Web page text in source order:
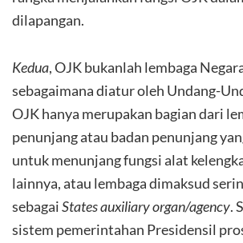
dilapangan.
Kedua, OJK bukanlah lembaga
sebagaimana diatur oleh Undang-
OJK hanya merupakan bagian dari
penunjang atau badan penunjang
untuk menunjang fungsi alat
lainnya, atau lembaga dimaksud
sebagaiStates auxiliary organ/agency.
sistem pemerintahan Presidensil